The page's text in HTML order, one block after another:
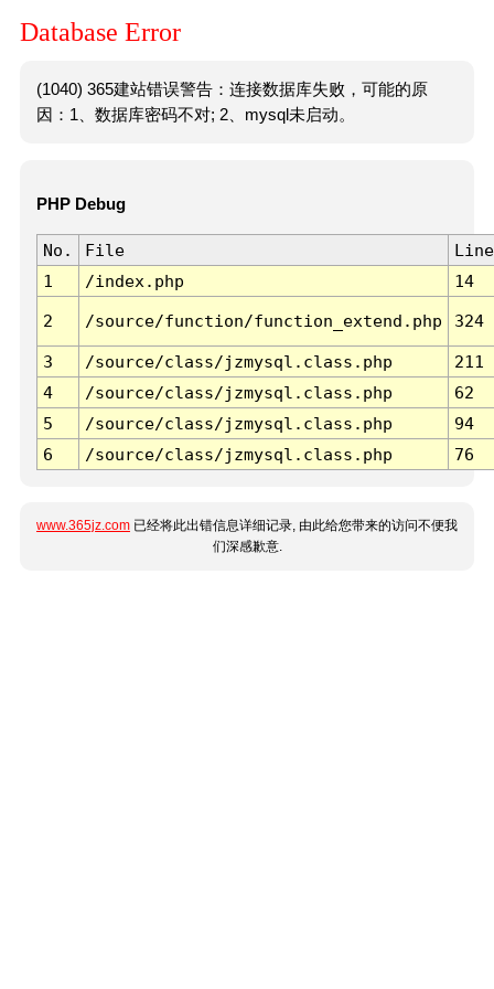
Database Error
(1040) 365建站错误警告：连接数据库失败，可能的原
因：1、数据库密码不对; 2、mysql未启动。
PHP Debug
No. File
Line
1
/index.php 14
2 /source/function/function_extend.php 324
3 /source/class/jzmysql.class.php
211
4
/source/class/jzmysql.class.php
62
5
/source/class/jzmysql.class.php
94
6
/source/class/jzmysql.class.php 76
www.365jz.com 已经将此出错信息详细记录, 由此给您带来的访问不便我
们深感歉意.